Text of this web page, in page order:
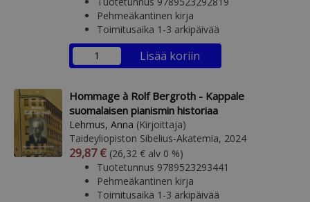
Pehmeäkantinen kirja
Toimitusaika 1-3 arkipäivää
Lisää koriin
Hommage à Rolf Bergroth - Kappale
suomalaisen pianismin historiaa
Lehmus, Anna (Kirjoittaja)
Taideyliopiston Sibelius-Akatemia, 2024
Arvonlisäverollinen hinta
29,87 € Arvonlisäveroton hinta
(26,32 € alv 0 %)
Tuotetunnus 9789523293441
Pehmeäkantinen kirja
Toimitusaika 1-3 arkipäivää